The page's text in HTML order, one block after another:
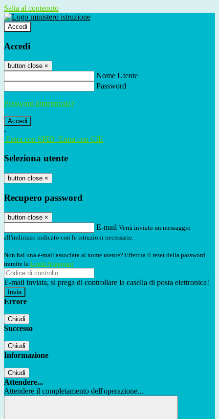
Salta al contenuto
Accedi
Accedi
button close ×
Nome Utente
Password
Password dimenticata?
-
Entra con SPID Entra con CIE
Seleziona utente
button close ×
Recupero password
button close ×
E-mail Verrà inviato un messaggio
all'indirizzo indicato con le istruzioni necessarie.
Non hai una e-mail associata al nome utente? Effettua il reset della password
tramite la Login Spaggiari
E-mail inviata, si prega di controllare la casella di posta elettronica!
Errore
Chiudi
Successo
Chiudi
Informazione
Chiudi
Attendere...
Attendere il completamento dell'operazione...